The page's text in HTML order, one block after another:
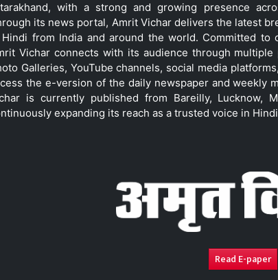
with a strong and growing presence
its news portal, Amrit Vichar delivers the latest
from India and around the world. Committed to
Vichar connects with its audience through
Galleries, YouTube channels, social media
the e-version of the daily newspaper and weekly
is currently published from Bareilly, Lucknow,
expanding its reach as a trusted voice in
Read E-paper